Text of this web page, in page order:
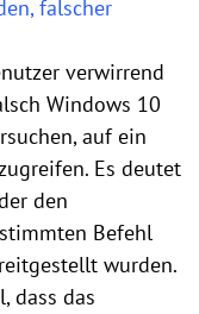
falscher
verwirrend
Windows 10
auf ein
Es deutet
den
Befehl
wurden.
dass das